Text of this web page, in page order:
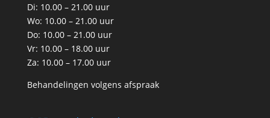
Di: 10.00 – 21.00 uur
Wo: 10.00 – 21.00 uur
Do: 10.00 – 21.00 uur
Vr: 10.00 – 18.00 uur
Za: 10.00 – 17.00 uur
Behandelingen volgens afspraak